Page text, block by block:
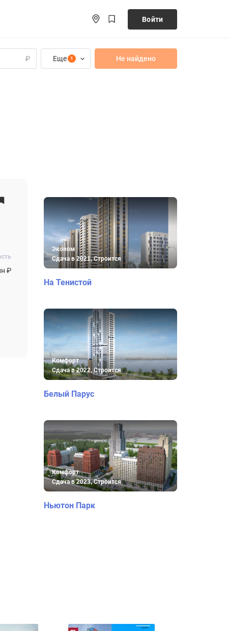
Войти
₽ Еще 1 Не найдено
₽
Эконом
Сдача в 2021, Строится
На Тенистой
Комфорт
Сдача в 2022, Строится
Белый Парус
Комфорт
Сдача в 2023, Строится
Ньютон Парк